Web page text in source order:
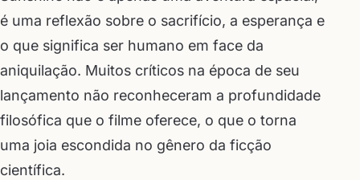
é uma reflexão sobre o sacrifício, a esperança e
o que significa ser humano em face da
aniquilação. Muitos críticos na época de seu
lançamento não reconheceram a profundidade
filosófica que o filme oferece, o que o torna
uma joia escondida no gênero da ficção
científica.